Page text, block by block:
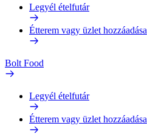
Legyél ételfutár
Étterem vagy üzlet hozzáadása
Bolt Food
Legyél ételfutár
Étterem vagy üzlet hozzáadása